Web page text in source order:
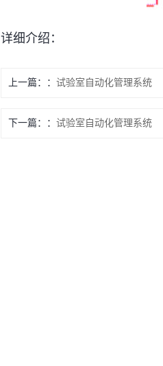
详细介绍：
上一篇： 试验室自动化管理系统
下一篇： 试验室自动化管理系统